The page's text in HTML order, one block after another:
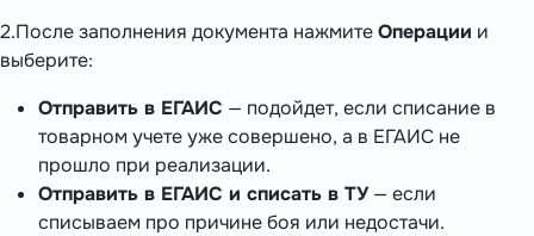
2.После заполнения документа нажмитеОперации и
выберите:
Отправить в ЕГАИС — подойдет, если списание в
товарном учете уже совершено, а в ЕГАИС не
прошло при реализации.
Отправить в ЕГАИС и списать в ТУ— если
списываем про причине боя или недостачи.